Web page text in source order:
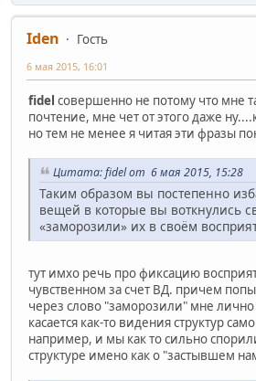
Iden
Гость
6 мая 2015, 16:01
fidel совершенно не потому что мне
почтение, мне чет от этого даже
но тем не менее я читая эти фразы
Цитата: fidel от 6 мая 2015, 15:28
Таким образом вы постепенно
вещей в которые вы воткнулись
«заморозили» их в своём
тут имхо речь про фиксацию
чувственном за счет ВД. причем
через слово "заморозили" мне лично
касается как-то видения структур
например, и мы как то сильно
структуре имено как о "застывшем